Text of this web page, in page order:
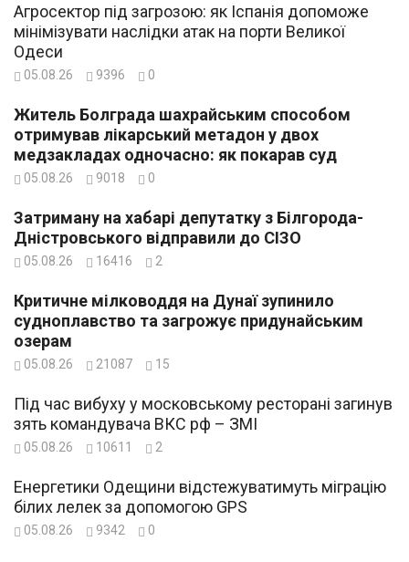
Агросектор під загрозою: як Іспанія допоможе
мінімізувати наслідки атак на порти Великої
Одеси
05.08.26 9396 0
Житель Болграда шахрайським способом
отримував лікарський метадон у двох
медзакладах одночасно: як покарав суд
05.08.26 9018 0
Затриману на хабарі депутатку з Білгорода-
Дністровського відправили до СІЗО
05.08.26 16416 2
Критичне мілководдя на Дунаї зупинило
судноплавство та загрожує придунайським
озерам
05.08.26 21087 15
Під час вибуху у московському ресторані загинув
зять командувача ВКС рф – ЗМІ
05.08.26 10611 2
Енергетики Одещини відстежуватимуть міграцію
білих лелек за допомогою GPS
05.08.26 9342 0